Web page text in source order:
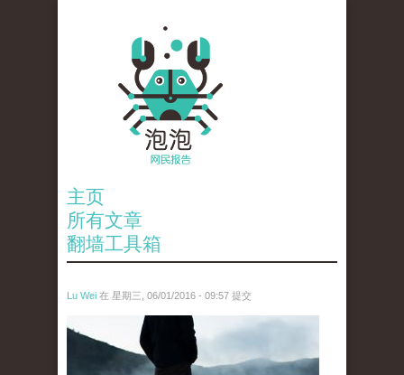
主页
所有文章
翻墙工具箱
Lu Wei 在 星期三, 06/01/2016 - 09:57 提交
wen_tou_tu_2.jpg